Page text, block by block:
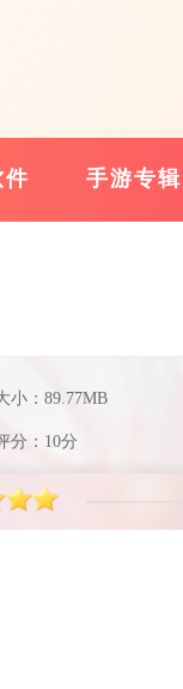
件 手游专辑
小：89.77MB
分：10分